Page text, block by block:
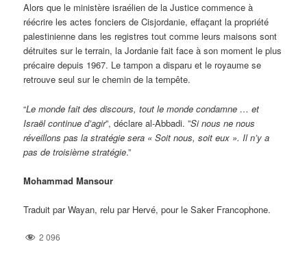
Alors que le ministère israélien de la Justice commence à
réécrire les actes fonciers de Cisjordanie, effaçant la propriété
palestinienne dans les registres tout comme leurs maisons sont
détruites sur le terrain, la Jordanie fait face à son moment le plus
précaire depuis 1967. Le tampon a disparu et le royaume se
retrouve seul sur le chemin de la tempête.
“Le monde fait des discours, tout le monde condamne … et
Israël continue d’agir”, déclare al-Abbadi. ”Si nous ne nous
réveillons pas la stratégie sera « Soit nous, soit eux ». Il n’y a
pas de troisième stratégie.”
Mohammad Mansour
Traduit par Wayan, relu par Hervé, pour le Saker Francophone.
2 096